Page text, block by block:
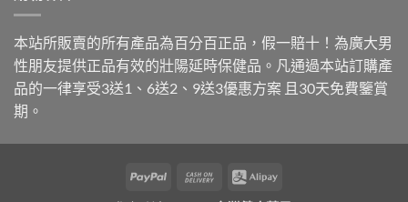
中
道
一
次
講
本站所販賣的所有產品為百分百正品，假一賠十！為廣大男
性朋友提供正品有效的壯陽延時保健品。凡通過本站訂購產
品的一律享受3送1、6送2、9送3優惠方案 且30天免費鑒賞
期。
PayPal
Cash
Alipay